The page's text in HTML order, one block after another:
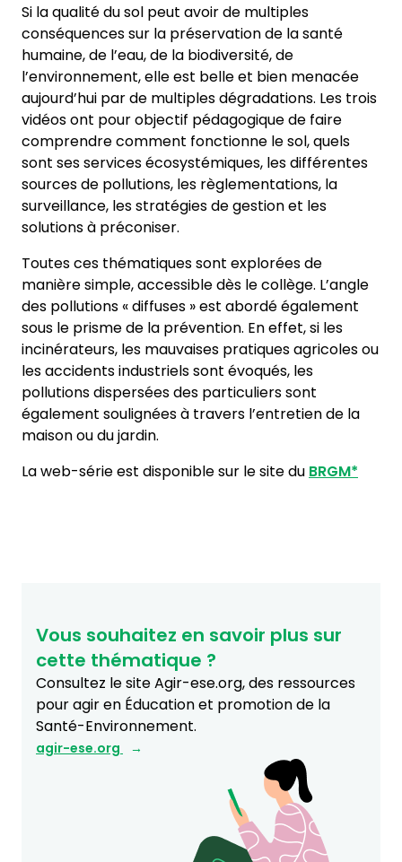
Si la qualité du sol peut avoir de multiples
conséquences sur la préservation de la santé
humaine, de l’eau, de la biodiversité, de
l’environnement, elle est belle et bien menacée
aujourd’hui par de multiples dégradations. Les trois
vidéos ont pour objectif pédagogique de faire
comprendre comment fonctionne le sol, quels
sont ses services écosystémiques, les différentes
sources de pollutions, les règlementations, la
surveillance, les stratégies de gestion et les
solutions à préconiser.
Toutes ces thématiques sont explorées de
manière simple, accessible dès le collège. L’angle
des pollutions « diffuses » est abordé également
sous le prisme de la prévention. En effet, si les
incinérateurs, les mauvaises pratiques agricoles ou
les accidents industriels sont évoqués, les
pollutions dispersées des particuliers sont
également soulignées à travers l’entretien de la
maison ou du jardin.
La web-série est disponible sur le site du BRGM*
Vous souhaitez en savoir plus sur
cette thématique ?
Consultez le site Agir-ese.org, des ressources
pour agir en Éducation et promotion de la
Santé-Environnement.
agir-ese.org